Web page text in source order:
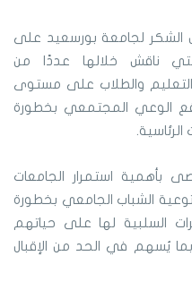
الشكر لجامعة بورسعيد على
التي ناقش خلالها عددًا من
والطلاب على مستوى
الوعي المجتمعي بخطورة
بأهمية استمرار الجامعات
الشباب الجامعي بخطورة
السلبية لها على حياتهم
يُسهم في الحد من الإقبال